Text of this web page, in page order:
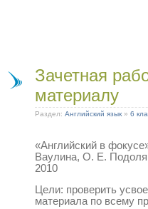
Зачетная
материалу
Раздел: Английский язык » 6
«Английский в
Ваулина, О. Е.
2010
Цели: проверить
материала по всему